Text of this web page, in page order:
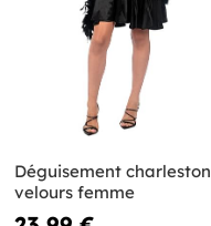
Déguisement charleston
velours femme